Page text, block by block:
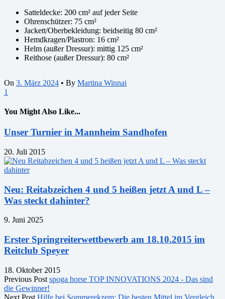
Satteldecke: 200 cm² auf jeder Seite
Ohrenschützer: 75 cm²
Jackett/Oberbekleidung: beidseitig 80 cm²
Hemdkragen/Plastron: 16 cm²
Helm (außer Dressur): mittig 125 cm²
Reithose (außer Dressur): 80 cm²
On 3. März 2024 • By Martina Winnai
1
You Might Also Like...
Unser Turnier in Mannheim Sandhofen
20. Juli 2015
Neu: Reitabzeichen 4 und 5 heißen jetzt A und L –
Was steckt dahinter?
9. Juni 2025
Erster Springreiterwettbewerb am 18.10.2015 im
Reitclub Speyer
18. Oktober 2015
Previous Post spoga horse TOP INNOVATIONS 2024 - Das sind
die Gewinner!
Next Post Hilfe bei Sommerekzem: Die besten Mittel im Vergleich